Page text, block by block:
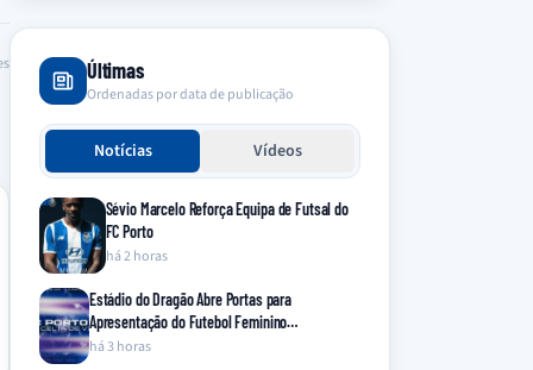
Últimas
Ordenadas por data de publicação
Notícias Vídeos
Sévio Marcelo Reforça Equipa de Futsal do
FC Porto
há 2 horas
Estádio do Dragão Abre Portas para
Apresentação do Futebol Feminino…
há 3 horas